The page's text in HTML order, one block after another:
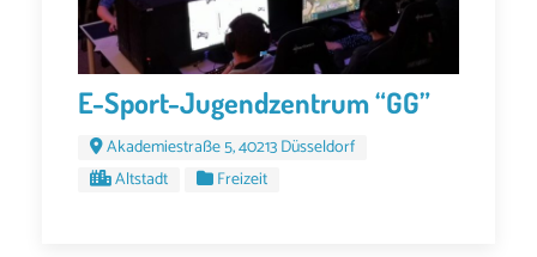
E-Sport-Jugendzentrum “GG”
Akademiestraße 5, 40213 Düsseldorf
Altstadt
Freizeit